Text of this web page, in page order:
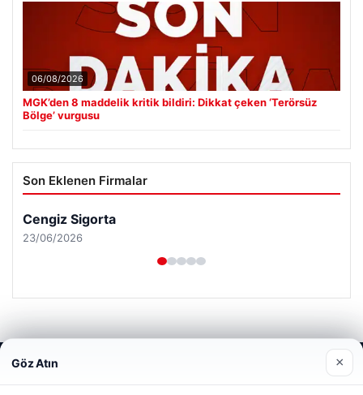
06/08/2026
MGK’den 8 maddelik kritik bildiri: Dikkat çeken ‘Terörsüz
Bölge’ vurgusu
Son Eklenen Firmalar
Cengiz Sigorta
23/06/2026
© 2026 Analiz Gazete – Güncel Haberler
Web sitemizi nasıl kullandığınızı daha iyi anlayabilmek,
deneyiminizi kişiselleştirmek ve geliştirmek amacıyla çerezler
Göz Atın ×